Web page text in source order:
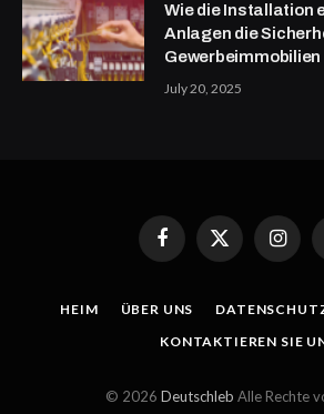
Wie die Installation
Anlagen die
July 20, 2025
FacebookX
(Twitter)
HEIM ÜBER UNS
KONTAKTIEREN SIE
© 2026 Deutschleb Alle Rechte